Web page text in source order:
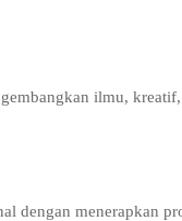
ilmu,
dengan menerapkan